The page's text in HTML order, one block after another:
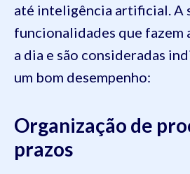
até inteligência artificial. A
funcionalidades que fazem
a dia e são consideradas
um bom desempenho:
Organização de
prazos